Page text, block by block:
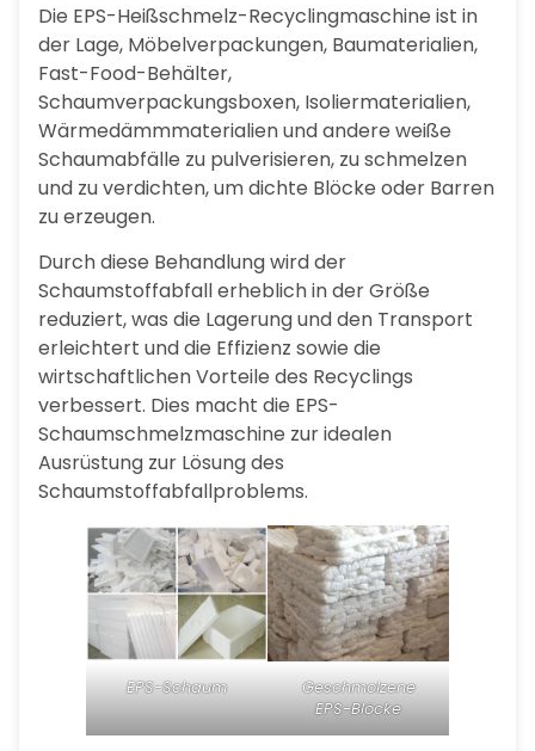
Die EPS-Heißschmelz-Recyclingmaschine ist in
der Lage, Möbelverpackungen, Baumaterialien,
Fast-Food-Behälter,
Schaumverpackungsboxen, Isoliermaterialien,
Wärmedämmmaterialien und andere weiße
Schaumabfälle zu pulverisieren, zu schmelzen
und zu verdichten, um dichte Blöcke oder Barren
zu erzeugen.
Durch diese Behandlung wird der
Schaumstoffabfall erheblich in der Größe
reduziert, was die Lagerung und den Transport
erleichtert und die Effizienz sowie die
wirtschaftlichen Vorteile des Recyclings
verbessert. Dies macht die EPS-
Schaumschmelzmaschine zur idealen
Ausrüstung zur Lösung des
Schaumstoffabfallproblems.
EPS-Schaum
Geschmolzene
EPS-Blöcke